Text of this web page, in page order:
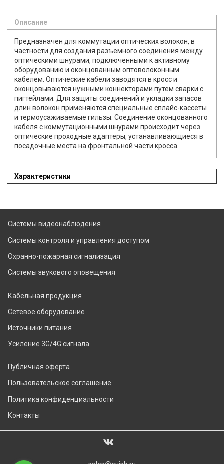
Описание
Предназначен для коммутации оптических волокон, в
частности для создания разъемного соединения между
оптическими шнурами, подключенными к активному
оборудованию и оконцованным оптоволоконным
кабелем. Оптические кабели заводятся в кросс и
оконцовываются нужными коннекторами путем сварки с
пигтейлами. Для защиты соединений и укладки запасов
длин волокон применяются специальные сплайс-кассеты
и термоусаживаемые гильзы. Соединение оконцованного
кабеля с коммутационными шнурами происходит через
оптические проходные адаптеры, устанавливающиеся в
посадочные места на фронтальной части кросса.
Характеристики
Системы видеонаблюдения
Системы контроля и управления доступом
Охранно-пожарная сигнализация
Системы звукового оповещения
Кабельная продукция
Сетевое оборудование
Источники питания
Усиление 3G/4G сигнала
Публичная оферта
Пользовательское соглашение
Политика конфиденциальности
Контакты